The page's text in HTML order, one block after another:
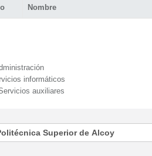
Nombre
informáticos
auxiliares